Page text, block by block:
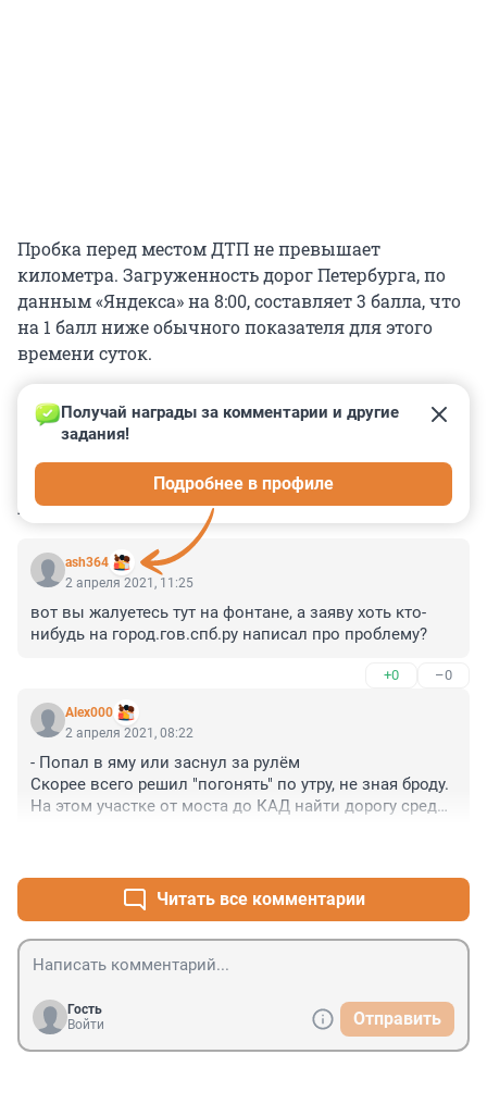
Пробка перед местом ДТП не превышает
километра. Загруженность дорог Петербурга, по
данным «Яндекса» на 8:00, составляет 3 балла, что
на 1 балл ниже обычного показателя для этого
времени суток.
КОММЕНТАРИИ 3
ash364
Получай награды за комментарии и другие
задания!
Подробнее в профиле
2 апреля 2021, 11:25
вот вы жалуетесь тут на фонтане, а заяву хоть кто-
нибудь на город.гов.спб.ру написал про проблему?
+0 –0
Alex000
2 апреля 2021, 08:22
- Попал в яму или заснул за рулём
Скорее всего решил "погонять" по утру, не зная броду.
На этом участке от моста до КАД найти дорогу среди
Читать все комментарии
Гость
Войти
Отправить